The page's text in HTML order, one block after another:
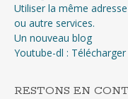
Utiliser la même
ou autre services.
Un nouveau blog
Youtube-dl :
RESTONS EN